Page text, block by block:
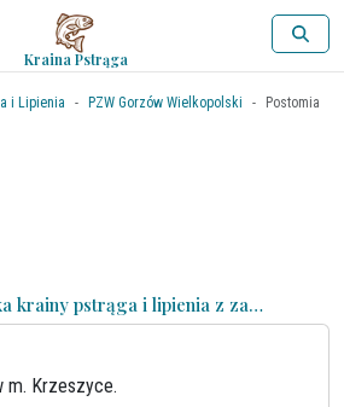
Kraina Pstrąga
i Lipienia PZW Gorzów Wielkopolski Postomia
Granice odcinka krainy pstrąga i lipienia z zasadami połowu
m. Krzeszyce.